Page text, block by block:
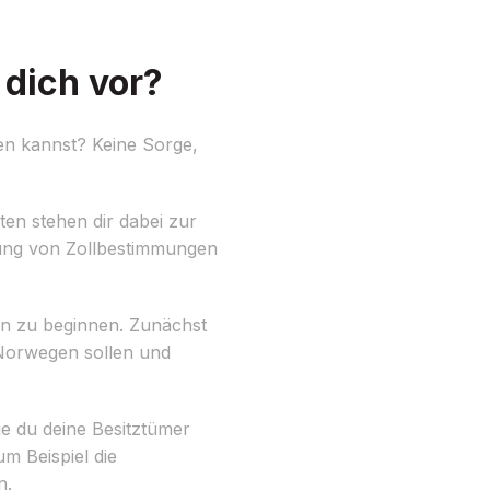
vor?
kannst? Keine Sorge,
stehen dir dabei zur
von Zollbestimmungen
zu beginnen. Zunächst
sollen und
du deine Besitztümer
Beispiel die